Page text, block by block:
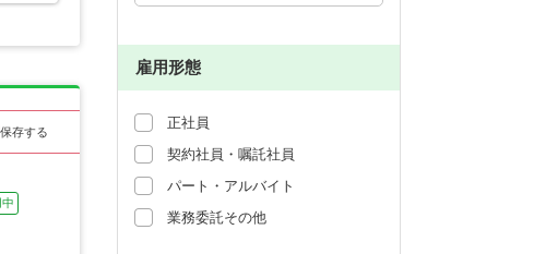
保存する
雇用形態
正社員
契約社員・嘱託社員
パート・アルバイト
業務委託その他